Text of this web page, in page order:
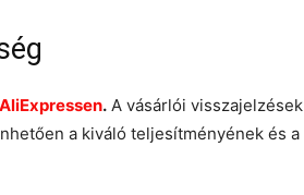
AliExpressen. A vásárlói visszajelzések
a kiváló teljesítményének és a